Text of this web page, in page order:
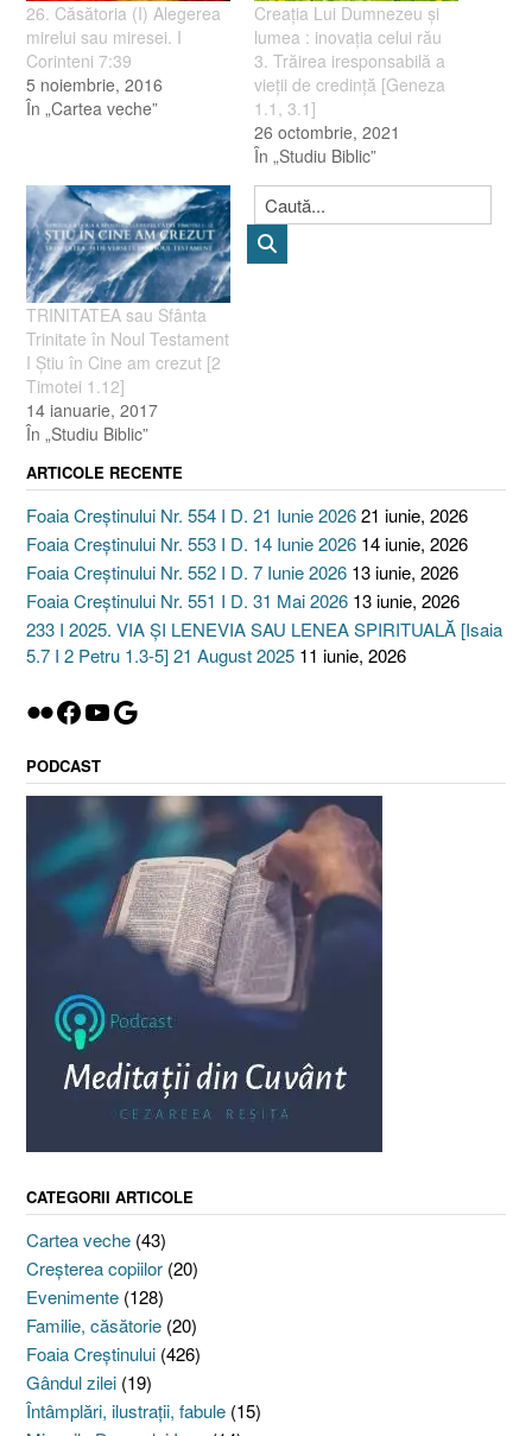
26. Căsătoria (I) Alegerea
mirelui sau miresei. I
Corinteni 7:39
5 noiembrie, 2016
În „Cartea veche”
Creaţia Lui Dumnezeu şi
lumea : inovaţia celui rău
3. Trăirea iresponsabilă a
vieţii de credinţă [Geneza
1.1, 3.1]
26 octombrie, 2021
În „Studiu Biblic”
TRINITATEA sau Sfânta
Trinitate în Noul Testament
I Știu în Cine am crezut [2
Timotei 1.12]
14 ianuarie, 2017
În „Studiu Biblic”
ARTICOLE RECENTE
Foaia Creștinului Nr. 554 I D. 21 Iunie 202621 iunie, 2026
Foaia Creștinului Nr. 553 I D. 14 Iunie 2026 14 iunie, 2026
Foaia Creștinului Nr. 552 I D. 7 Iunie 2026 13 iunie, 2026
Foaia Creștinului Nr. 551 I D. 31 Mai 2026 13 iunie, 2026
233 I 2025. VIA ȘI LENEVIA SAU LENEA SPIRITUALĂ [Isaia
5.7 I 2 Petru 1.3-5] 21 August 2025 11 iunie, 2026
Flickr
Facebook
YouTube
Google
PODCAST
CATEGORII ARTICOLE
Cartea veche (43)
Creşterea copiilor (20)
Evenimente (128)
Familie, căsătorie (20)
Foaia Creştinului (426)
Gândul zilei (19)
Întâmplări, ilustraţii, fabule (15)